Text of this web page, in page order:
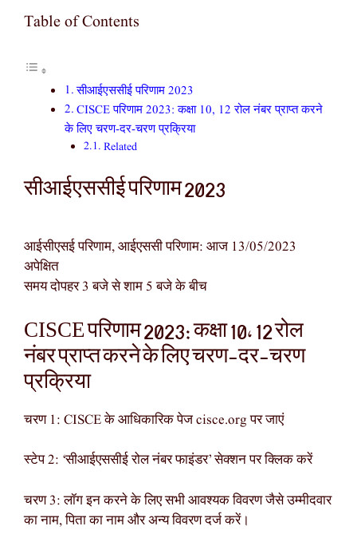
Table of Contents
सीआईएससीई परिणाम 2023
CISCE परिणाम 2023: कक्षा 10, 12 रोल नंबर प्राप्त करने
के लिए चरण-दर-चरण प्रक्रिया
Related
सीआईएससीई परिणाम 2023
आईसीएसई परिणाम, आईएससी परिणाम: आज 13/05/2023
अपेक्षित
समय दोपहर 3 बजे से शाम 5 बजे के बीच
CISCE परिणाम 2023: कक्षा 10, 12 रोल
नंबर प्राप्त करने के लिए चरण-दर-चरण
प्रक्रिया
चरण 1: CISCE के आधिकारिक पेज cisce.org पर जाएं
स्टेप 2: ‘सीआईएससीई रोल नंबर फाइंडर’ सेक्शन पर क्लिक करें
चरण 3: लॉग इन करने के लिए सभी आवश्यक विवरण जैसे उम्मीदवार
का नाम, पिता का नाम और अन्य विवरण दर्ज करें।